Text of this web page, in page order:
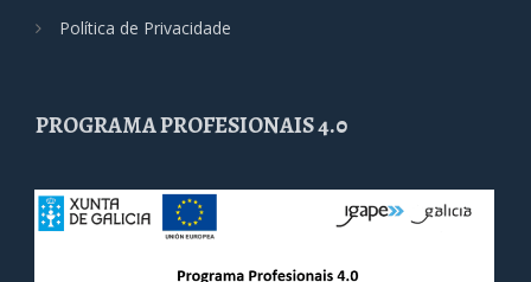
Política de Privacidade
PROGRAMA PROFESIONAIS 4.0